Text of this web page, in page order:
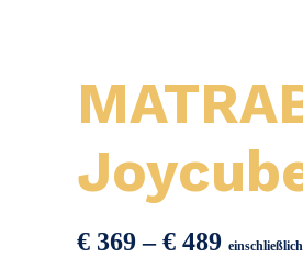
€ 369 –€ 489